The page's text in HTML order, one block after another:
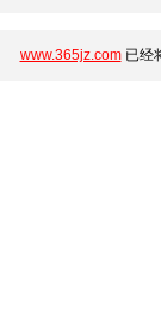
www.365jz.com已经